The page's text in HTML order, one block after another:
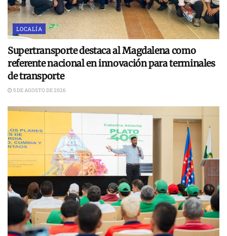
LOCALÍA
Supertransporte destaca al Magdalena como
referente nacional en innovación para terminales
de transporte
5 DE AGOSTO DE 2026